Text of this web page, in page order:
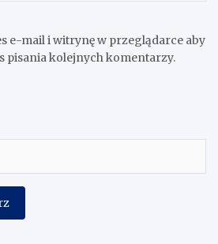
e-mail i witrynę w przeglądarce aby
pisania kolejnych komentarzy.